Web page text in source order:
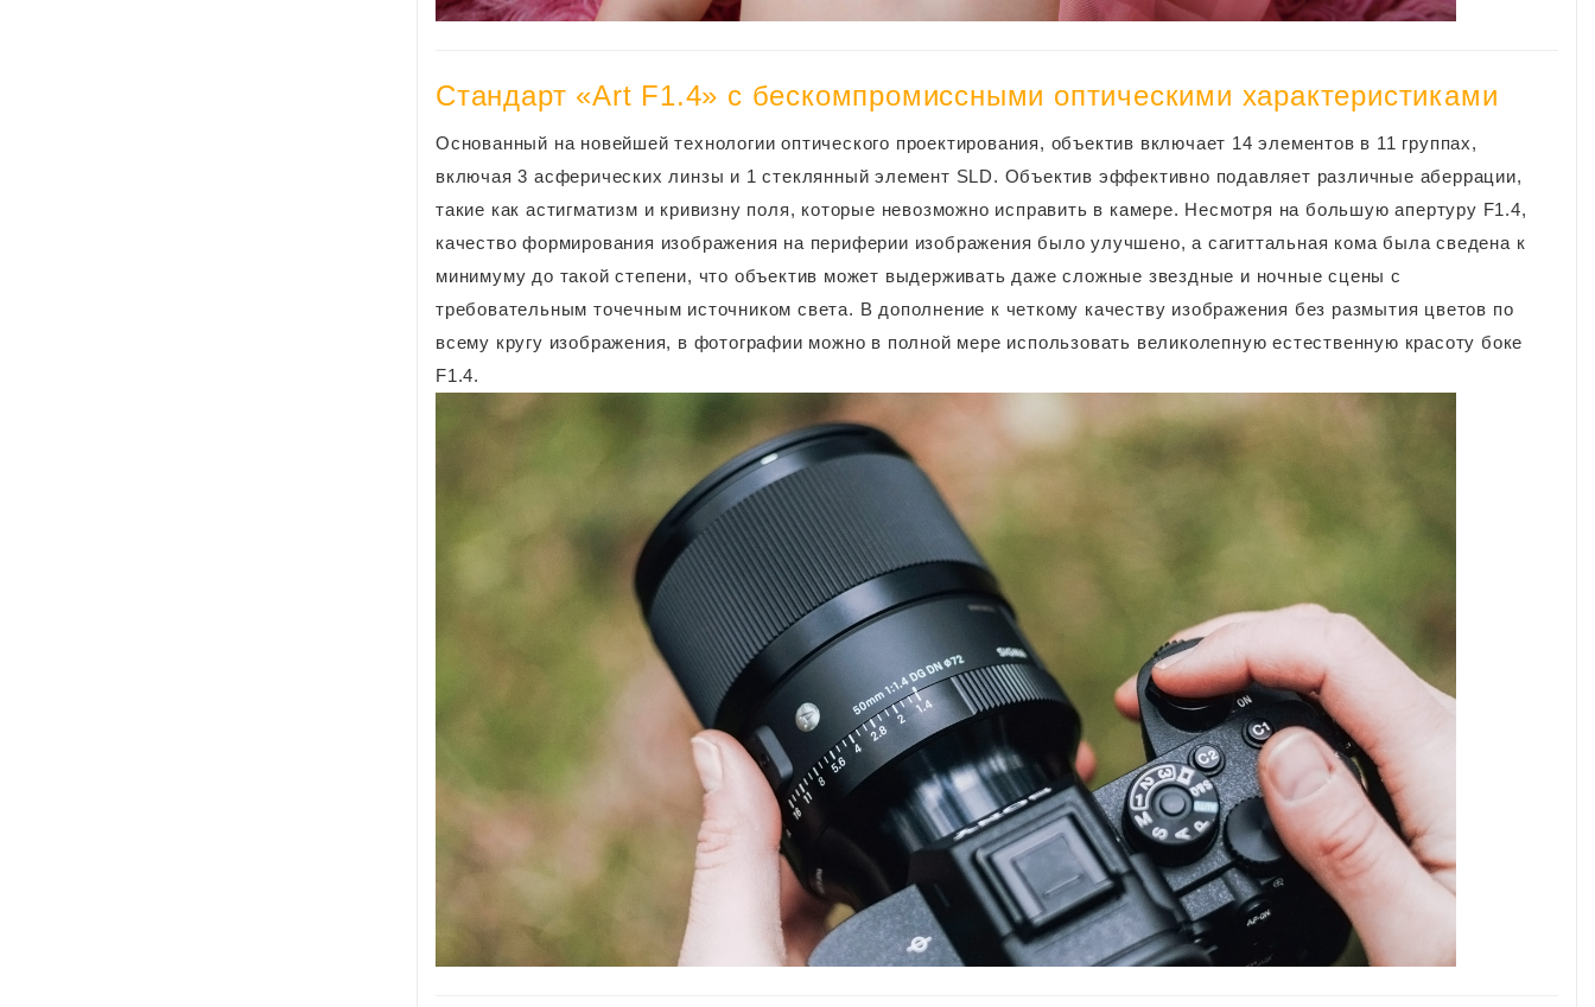
Стандарт «Art F1.4» с бескомпромиссными оптическими характеристиками
Основанный на новейшей технологии оптического проектирования, объектив включает 14 элементов в 11 группах,
включая 3 асферических линзы и 1 стеклянный элемент SLD. Объектив эффективно подавляет различные аберрации,
такие как астигматизм и кривизну поля, которые невозможно исправить в камере. Несмотря на большую апертуру F1.4,
качество формирования изображения на периферии изображения было улучшено, а сагиттальная кома была сведена к
минимуму до такой степени, что объектив может выдерживать даже сложные звездные и ночные сцены с
требовательным точечным источником света. В дополнение к четкому качеству изображения без размытия цветов по
всему кругу изображения, в фотографии можно в полной мере использовать великолепную естественную красоту боке
F1.4.